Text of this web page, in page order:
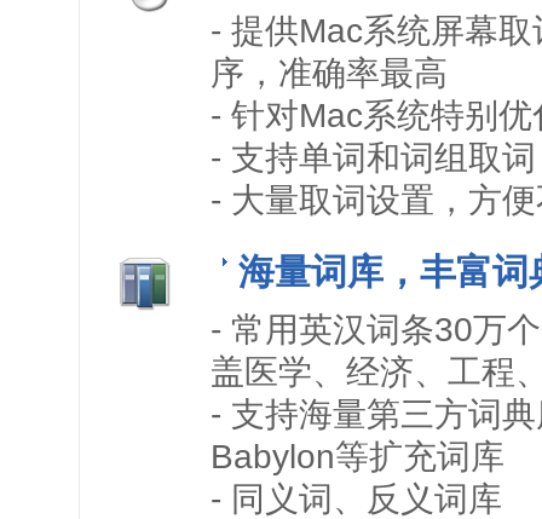
- 提供Mac系统屏幕
序，准确率最高
- 针对Mac系统特别
- 支持单词和词组取
- 大量取词设置，方
海量词库，丰富词
- 常用英汉词条30万
盖医学、经济、工程
- 支持海量第三方词
Babylon等扩充词库
- 同义词、反义词库